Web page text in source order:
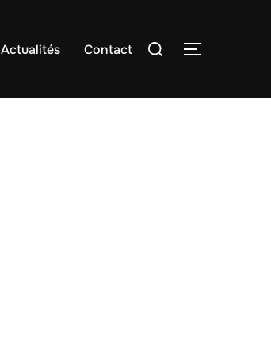
Actualités Contact
Rechercher :